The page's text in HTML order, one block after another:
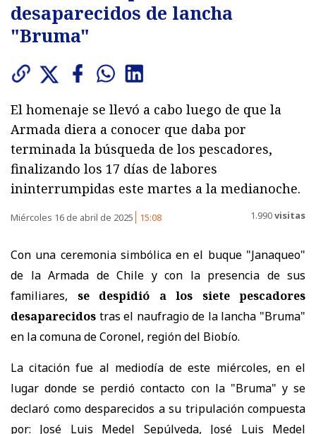
desaparecidos de lancha
"Bruma"
El homenaje se llevó a cabo luego de que la
Armada diera a conocer que daba por
terminada la búsqueda de los pescadores,
finalizando los 17 días de labores
ininterrumpidas este martes a la medianoche.
Miércoles 16 de abril de 2025 15:08 1.990visitas
Con una ceremonia simbólica en el buque "Janaqueo"
de la Armada de Chile y con la presencia de sus
familiares, se despidió a los siete pescadores
desaparecidos tras el naufragio de la lancha "Bruma"
en la comuna de Coronel, región del Biobío.
La citación fue al mediodía de este miércoles, en el
lugar donde se perdió contacto con la "Bruma" y se
declaró como desparecidos a su tripulación compuesta
por: José Luis Medel Sepúlveda, José Luis Medel